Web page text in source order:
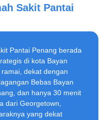
Sakit Pantai
Pantai Penang berada
di kota Bayan
dekat dengan
Bebas Bayan
dan hanya 30 menit
dari Georgetown,
yang dekat